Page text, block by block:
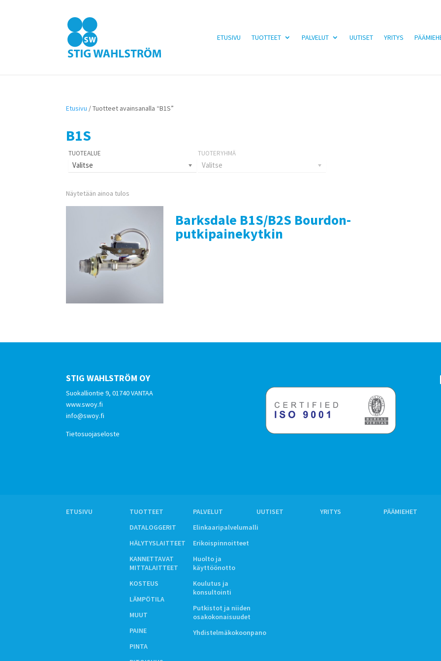
ETUSIVU TUOTTEET PALVELUT UUTISET YRITYS
Etusivu / Tuotteet avainsanalla “B1S”
B1S
Valitse Valitse
Näytetään ainoa tulos
Barksdale B1S/B2S Bourdon-
putkipainekytkin
STIG WAHLSTRÖM OY
Suokalliontie 9, 01740 VANTAA
www.swoy.fi
info@swoy.fi
Tietosuojaseloste
ETUSIVU
TUOTTEET
DATALOGGERIT
HÄLYTYSLAITTEET
KANNETTAVAT
MITTALAITTEET
KOSTEUS
LÄMPÖTILA
MUUT
PAINE
PINTA
PALVELUT
Elinkaaripalvelumalli
Erikoispinnoitteet
Huolto ja
käyttöönotto
Koulutus ja
konsultointi
Putkistot ja niiden
osakokonaisuudet
Yhdistelmäkokoonpano
UUTISET YRITYS PÄÄMIEHET